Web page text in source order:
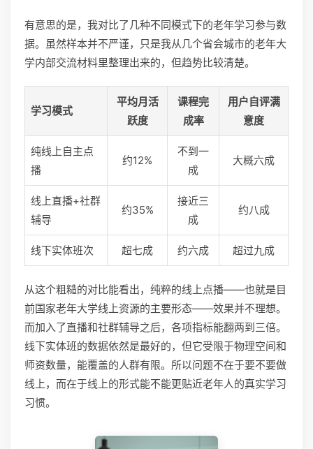
有意思的是，我对比了几种不同模式下的老年学习参与数
据。虽然样本并不严谨，只是我从几个省会城市的老年大
学内部交流材料里整理出来的，但趋势比较清楚。
学习模式
平均月活
跃度
课程完
成率
用户自评满
意度
纯线上自主点
播
约12%
不到一
成
大概六成
线上直播+社群
辅导
约35%
接近三
成
约八成
线下实体班次 超七成 约六成 超过九成
从这个粗糙的对比能看出，纯粹的线上点播——也就是目
前国家老年大学线上资源的主要形态——效果并不理想。
而加入了直播和社群辅导之后，各项指标能翻两到三倍。
线下实体班的数据依然是最好的，但它受限于物理空间和
师资数量，能覆盖的人群有限。所以问题不在于要不要做
线上，而在于线上的形式能不能更贴近老年人的真实学习
习惯。